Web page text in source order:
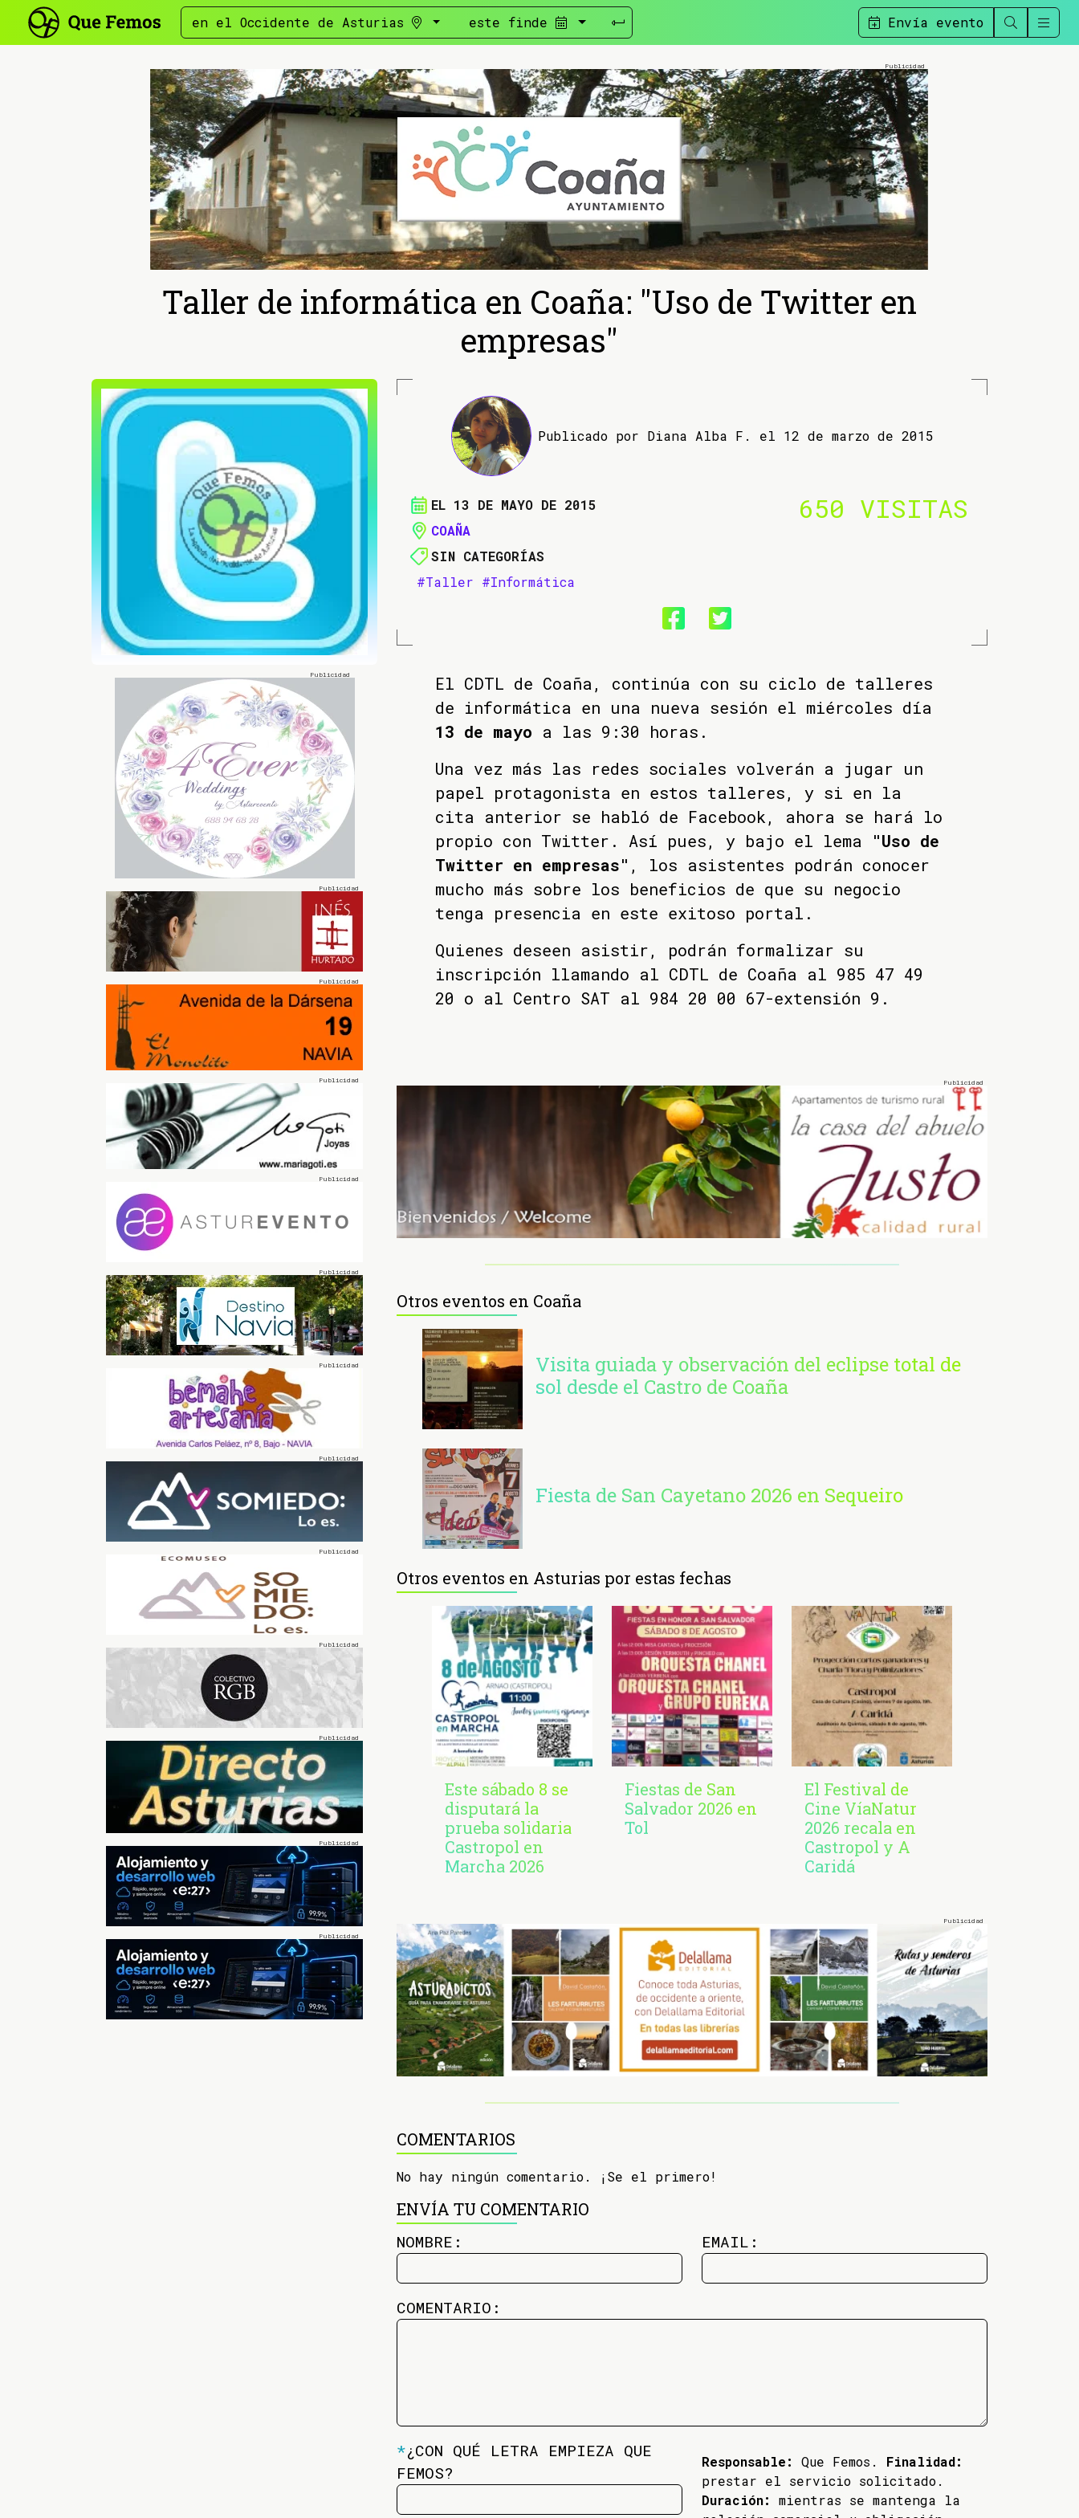
en el Occidente de Asturias este finde Envía evento
Taller de informática en Coaña: "Uso de Twitter en
empresas"
Publicado por Diana Alba F. el 12 de marzo de 2015
EL 13 DE MAYO DE 2015
COAÑA
SIN CATEGORÍAS
#Taller #Informática
650 VISITAS
El CDTL de Coaña, continúa con su ciclo de talleres
de informática en una nueva sesión el miércoles día
13 de mayo a las 9:30 horas.
Una vez más las redes sociales volverán a jugar un
papel protagonista en estos talleres, y si en la
cita anterior se habló de Facebook, ahora se hará lo
propio con Twitter. Así pues, y bajo el lema
"Uso de
Twitter en empresas" , los asistentes podrán conocer
mucho más sobre los beneficios de que su negocio
tenga presencia en este exitoso portal.
Quienes deseen asistir, podrán formalizar su
inscripción llamando al CDTL de Coaña al 985 47 49
20 o al Centro SAT al 984 20 00 67-extensión 9.
Otros eventos en Coaña
Visita guiada y observación del eclipse total de
sol desde el Castro de Coaña
Fiesta de San Cayetano 2026 en Sequeiro
Otros eventos en Asturias por estas fechas
Este sábado 8 se
disputará la
prueba solidaria
Castropol en
Marcha 2026
Fiestas de San
Salvador 2026 en
Tol
El Festival de
Cine VíaNatur
2026 recala en
Castropol y A
Caridá
COMENTARIOS
No hay ningún comentario. ¡Se el primero!
ENVÍA TU COMENTARIO
NOMBRE: EMAIL:
COMENTARIO:
*¿CON QUÉ LETRA EMPIEZA QUE
FEMOS?
Responsable: Que Femos. Finalidad:
prestar el servicio solicitado.
Duración:
mientras se mantenga la